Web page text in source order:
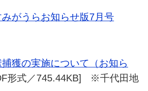
みがうらお知らせ版7月号
獲の実施について（お知ら
形式／745.44KB] ※千代田地